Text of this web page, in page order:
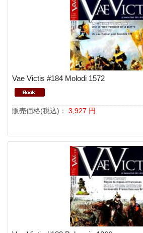
Vae Victis #184 Molodi 1572
販売価格(税込)： 3,927 円